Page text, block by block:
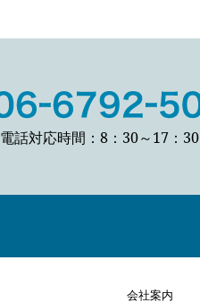
電話対応時間：8：30～17：30
会社案内